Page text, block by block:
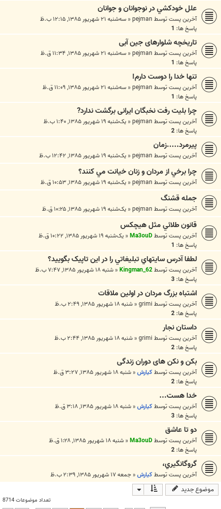
علل خودکشي در نوجوانان و جوانان
آخرین پست توسطpejman
« سه‌شنبه ۲۱ شهریور ۱۳۸۵, ۱۲:۱۵ ب.ظ
پاسخ ها: 1
تاریخچه شلوارهای جین آبی
آخرین پست توسطpejman
« سه‌شنبه ۲۱ شهریور ۱۳۸۵, ۱۱:۳۴ ق.ظ
پاسخ ها: 1
تنها خدا را دوست دارم!
آخرین پست توسطpejman
« سه‌شنبه ۲۱ شهریور ۱۳۸۵, ۱۱:۰۹ ق.ظ
پاسخ ها: 1
چرا بلیت رفت نخبگان ایرانی برگشت ندارد?
آخرین پست توسطpejman
« یک‌شنبه ۱۹ شهریور ۱۳۸۵, ۱:۴۰ ب.ظ
پاسخ ها: 2
پيرمرد.....زمان
آخرین پست توسطpejman
« یک‌شنبه ۱۹ شهریور ۱۳۸۵, ۱۲:۴۲ ب.ظ
چرا برخي از مردان و زنان خيانت مي کنند؟
آخرین پست توسطpejman
« یک‌شنبه ۱۹ شهریور ۱۳۸۵, ۱۰:۵۳ ق.ظ
جمله قشنگ
آخرین پست توسطpejman
« یک‌شنبه ۱۹ شهریور ۱۳۸۵, ۱۰:۲۵ ق.ظ
قانون طلائي مثل هيچكس
آخرین پست توسطMa3ouD
« یک‌شنبه ۱۹ شهریور ۱۳۸۵, ۱۰:۲۲ ق.ظ
پاسخ ها: 1
لطفا آدرس سايتهاي تبليغاتي را در اين تاپيک بگوييد؟
آخرین پست توسطKingman_62
« شنبه ۱۸ شهریور ۱۳۸۵, ۷:۴۷ ب.ظ
پاسخ ها: 3
اشتباه بزرگ مردان در اولين ملاقات
آخرین پست توسطgrimi
« شنبه ۱۸ شهریور ۱۳۸۵, ۲:۴۹ ب.ظ
پاسخ ها: 2
داستان نجار
آخرین پست توسطgrimi
« شنبه ۱۸ شهریور ۱۳۸۵, ۲:۴۴ ب.ظ
پاسخ ها: 2
بکن و نکن های دوران زندگی
آخرین پست توسطكيارش« شنبه ۱۸ شهریور ۱۳۸۵, ۳:۲۷ ق.ظ
پاسخ ها: 2
خدا هست...
آخرین پست توسطكيارش« شنبه ۱۸ شهریور ۱۳۸۵, ۳:۱۸ ق.ظ
پاسخ ها: 3
دو تا عاشق
آخرین پست توسطMa3ouD
« شنبه ۱۸ شهریور ۱۳۸۵, ۱:۲۸ ق.ظ
پاسخ ها: 2
گروگانگيري،
آخرین پست توسطكيارش« جمعه ۱۷ شهریور ۱۳۸۵, ۲:۳۹ ب.ظ
موضوع جدید
تعداد موضوعات 8714